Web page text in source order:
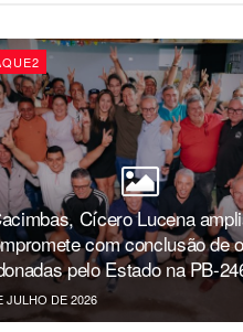
Cícero Lucena
com conclusão de
pelo Estado na PB-
JULHO DE 2026